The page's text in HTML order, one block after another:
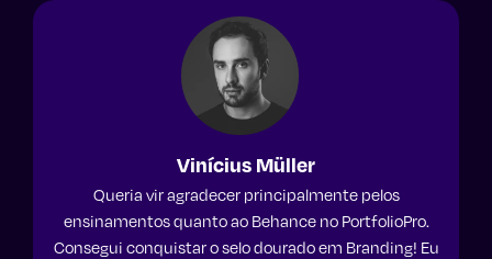
Vinícius Müller
Queria vir agradecer principalmente pelos
ensinamentos quanto ao Behance no PortfolioPro.
Consegui conquistar o selo dourado em Branding! Eu